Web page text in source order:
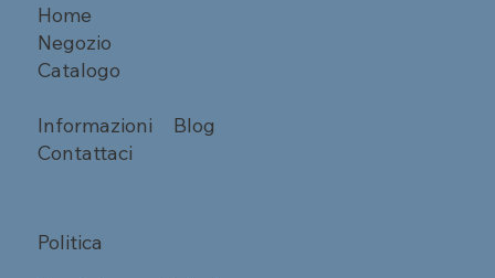
Home
Negozio
Catalogo
Informazioni
Blog
Contattaci
Politica